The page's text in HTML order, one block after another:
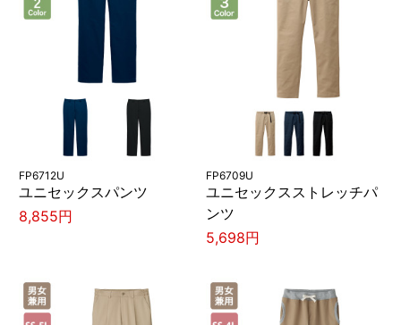
FP6712U
ユニセックスパンツ
8,855円
FP6709U
ユニセックスストレッチパ
ンツ
5,698円